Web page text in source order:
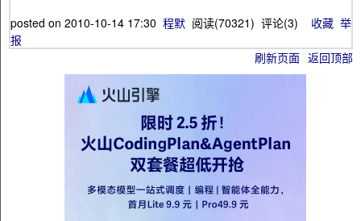
posted on 2010-10-14 17:30 程默 阅读(70321) 评论(3) 收藏 举
报
刷新页面 返回顶部